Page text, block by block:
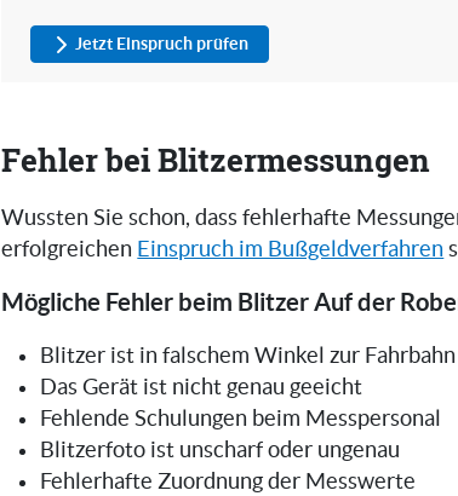
Jetzt Einspruch prüfen
Fehler bei Blitzermessungen
Wussten Sie schon, dass fehlerhafte
erfolgreichen Einspruch im Bußgeldverfahren
Mögliche Fehler beim Blitzer Auf der
Blitzer ist in falschem Winkel zur
Das Gerät ist nicht genau geeicht
Fehlende Schulungen beim Messpersonal
Blitzerfoto ist unscharf oder ungenau
Fehlerhafte Zuordnung der Messwerte